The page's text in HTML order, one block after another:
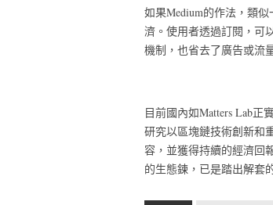
如果Medium的作法，類
濟。使用者透過訂閱，可
機制，也省去了廣告或流
目前國內如Matters Lab正
研究以區塊鏈技術創新和
容，並獲得持續的經濟回
的生態鍊，已是踏出解套